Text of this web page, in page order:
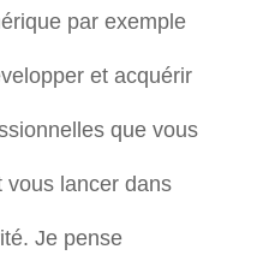
par exemple
et acquérir
que vous
vous lancer dans
Je pense